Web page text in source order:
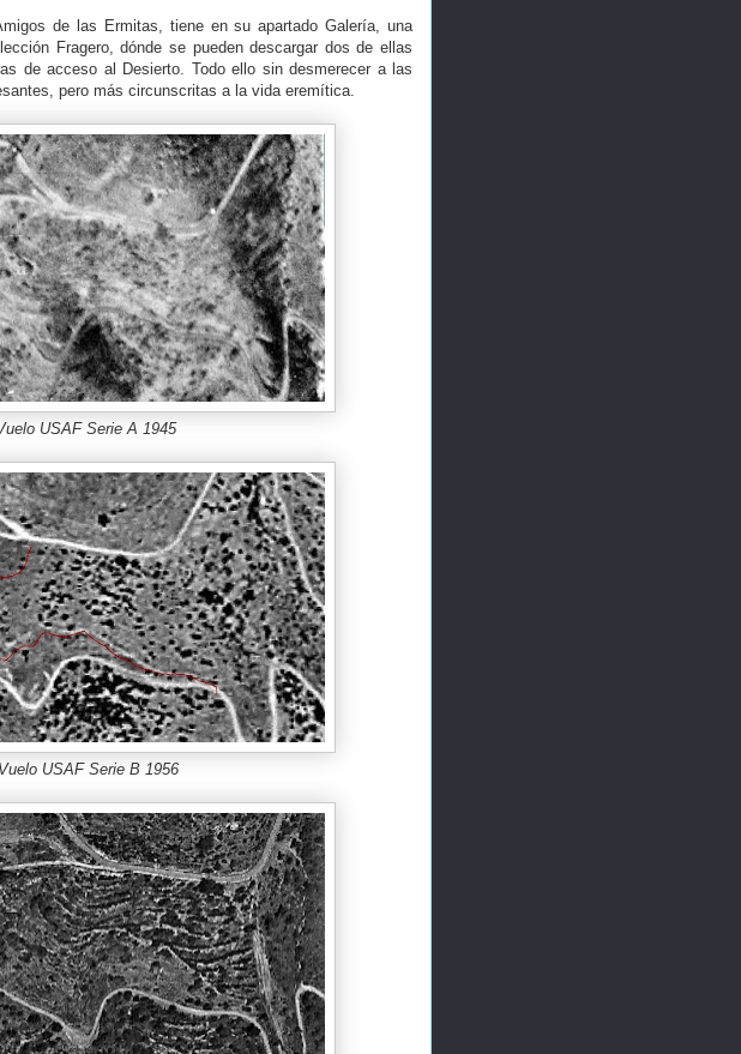
de las Ermitas, tiene en su apartado Galería, una
Fragero, dónde se pueden descargar dos de ellas
de acceso al Desierto. Todo ello sin desmerecer a las
pero más circunscritas a la vida eremítica.
USAF Serie A 1945
Vuelo USAF Serie B 1956